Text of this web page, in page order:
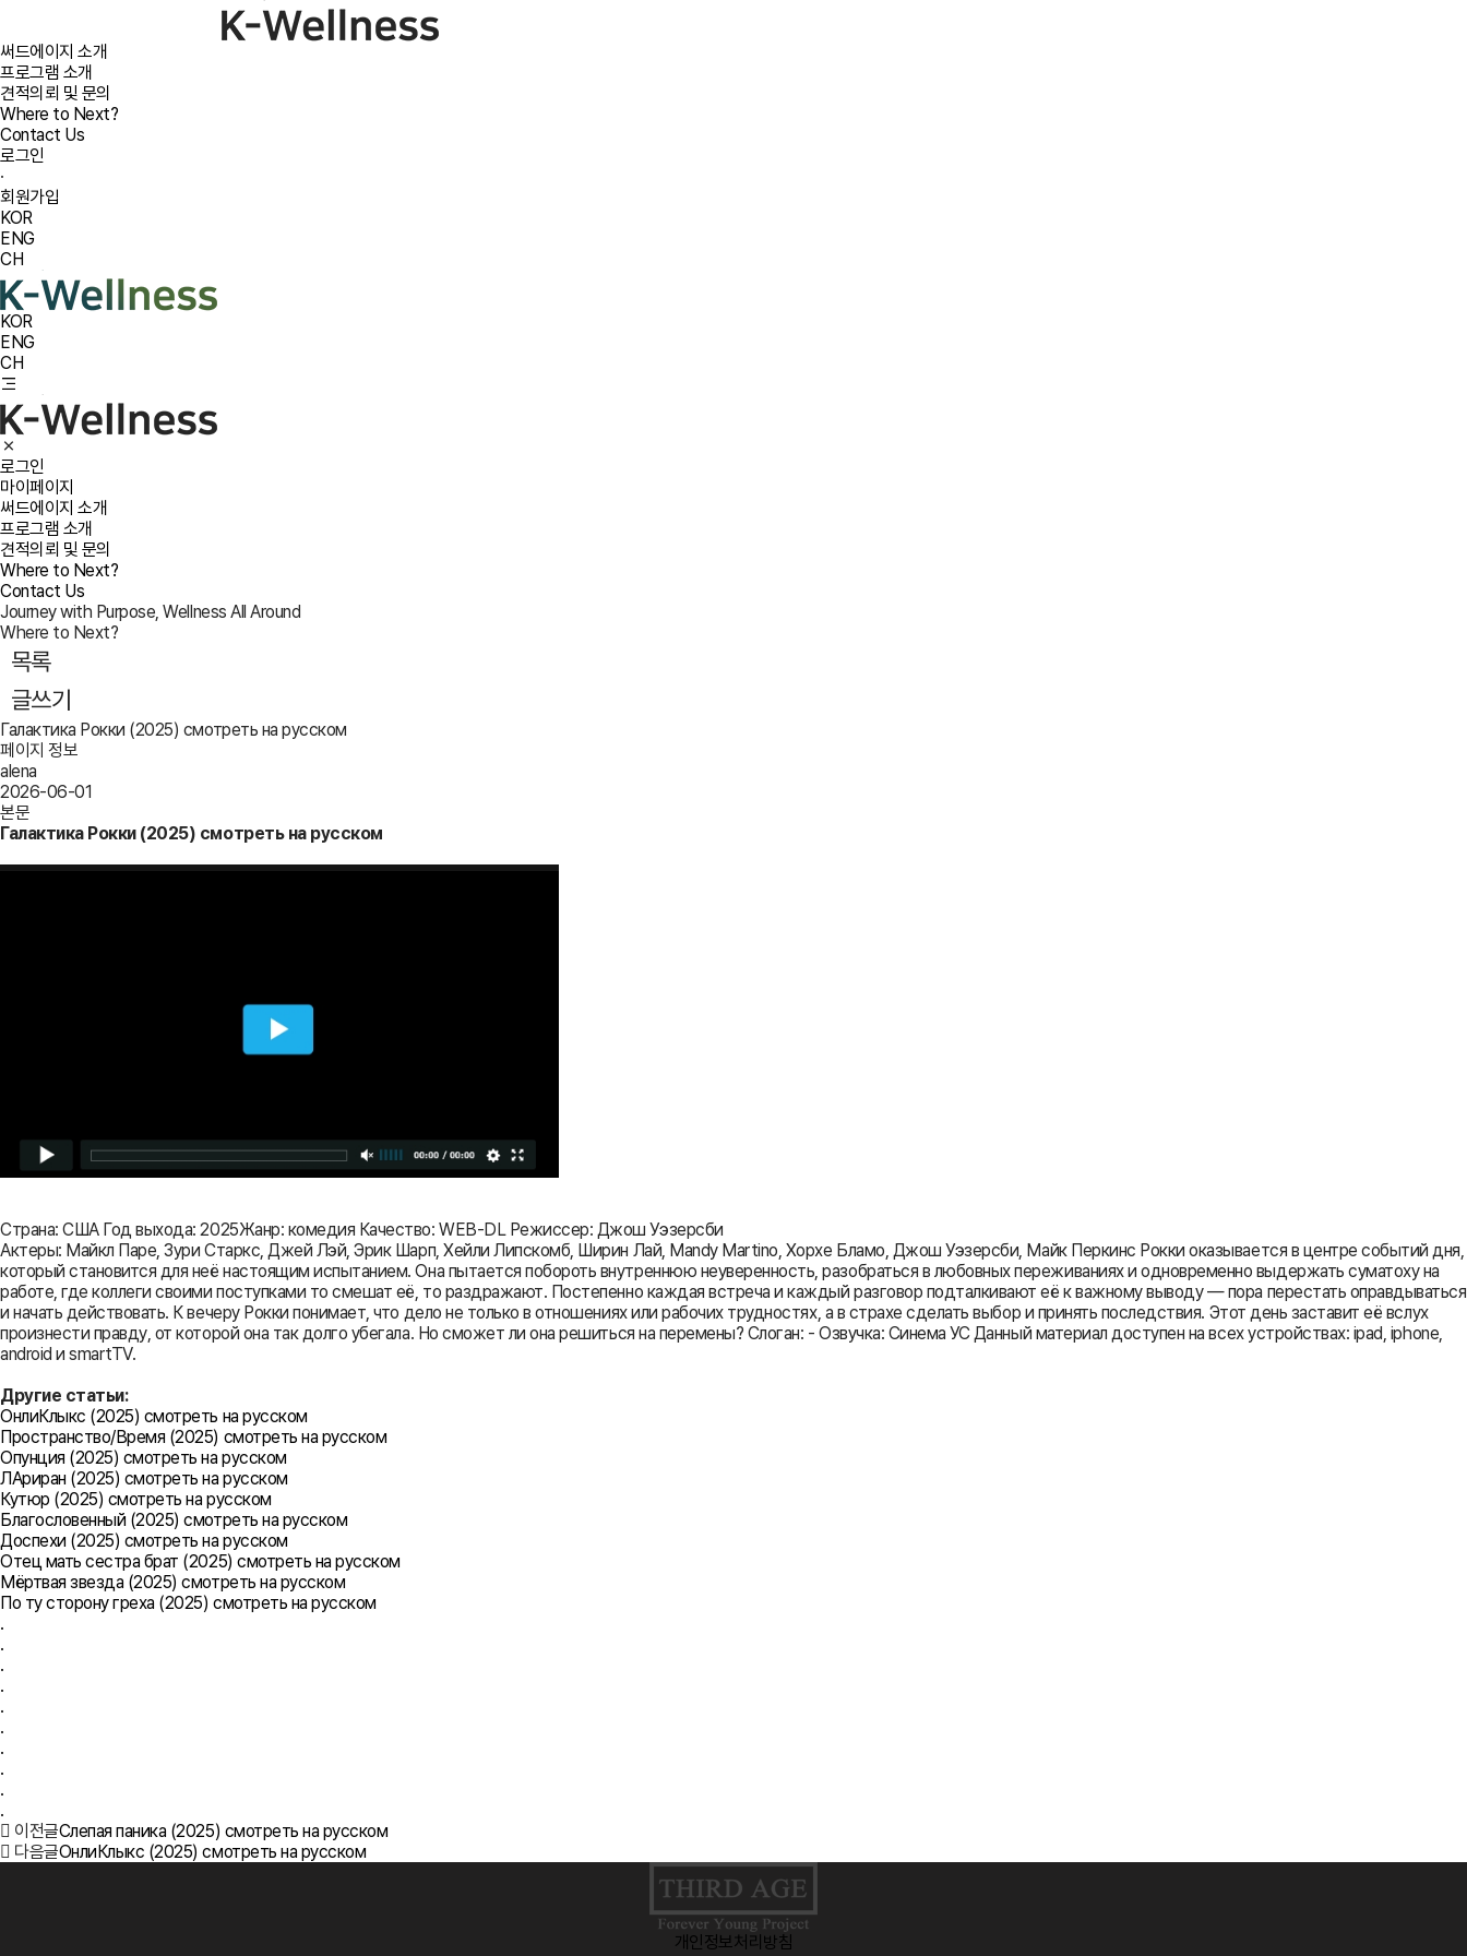
써드에이지 소개
프로그램 소개
견적의뢰 및 문의
Where to Next?
Contact Us
로그인
·
회원가입
KOR
ENG
CH
KOR
ENG
CH
로그인
마이페이지
써드에이지 소개
프로그램 소개
견적의뢰 및 문의
Where to Next?
Contact Us
Journey with Purpose, Wellness All Around
Where to Next?
목록
글쓰기
Галактика Рокки (2025) смотреть на русском
페이지 정보
alena
2026-06-01
본문
Галактика Рокки (2025) смотреть на русском
Страна: США Год выхода: 2025Жанр: комедия Качество: WEB-DL Режиссер: Джош Уэзерсби
Актеры: Майкл Паре, Зури Старкс, Джей Лэй, Эрик Шарп, Хейли Липскомб, Ширин Лай, Mandy Martino, Хорхе Бламо, Джош Уэзерсби, Майк Перкинс Рокки оказывается в центре событий дня,
который становится для неё настоящим испытанием. Она пытается побороть внутреннюю неуверенность, разобраться в любовных переживаниях и одновременно выдержать суматоху на
работе, где коллеги своими поступками то смешат её, то раздражают. Постепенно каждая встреча и каждый разговор подталкивают её к важному выводу — пора перестать оправдываться
и начать действовать. К вечеру Рокки понимает, что дело не только в отношениях или рабочих трудностях, а в страхе сделать выбор и принять последствия. Этот день заставит её вслух
произнести правду, от которой она так долго убегала. Но сможет ли она решиться на перемены? Слоган: - Озвучка: Синема УС Данный материал доступен на всех устройствах: ipad, iphone,
android и smartTV.
Другие статьи:
ОнлиКлыкс (2025) смотреть на русском
Пространство/Время (2025) смотреть на русском
Опунция (2025) смотреть на русском
ЛАриран (2025) смотреть на русском
Кутюр (2025) смотреть на русском
Благословенный (2025) смотреть на русском
Доспехи (2025) смотреть на русском
Отец мать сестра брат (2025) смотреть на русском
Мёртвая звезда (2025) смотреть на русском
По ту сторону греха (2025) смотреть на русском
.
.
.
.
.
.
.
.
.
.
이전글Слепая паника (2025) смотреть на русском
다음글ОнлиКлыкс (2025) смотреть на русском
개인정보처리방침